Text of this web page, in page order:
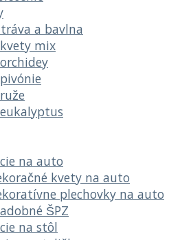
a bavlna
mix
na auto
kvety na auto
plechovky na auto
ŠPZ
na stôl